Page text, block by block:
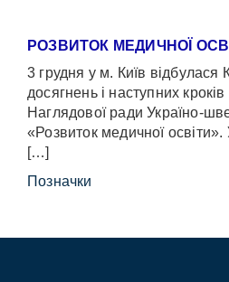
РОЗВИТОК МЕДИЧНОЇ
3 грудня у м. Київ відбулася
досягнень і наступних
Наглядової ради Україно-
«Розвиток медичної освіти».
[…]
Позначки